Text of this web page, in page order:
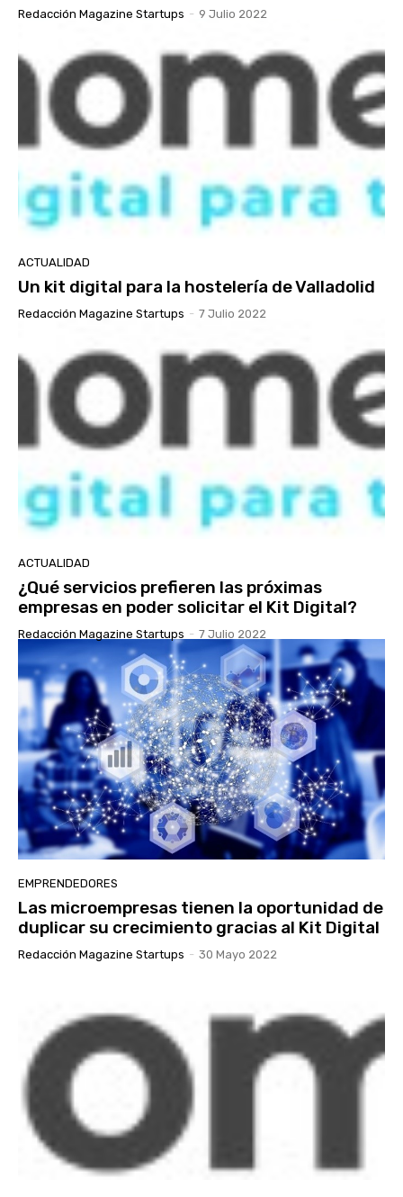
Redacción Magazine Startups - 9 Julio 2022
ACTUALIDAD
Un kit digital para la hostelería de Valladolid
Redacción Magazine Startups - 7 Julio 2022
ACTUALIDAD
¿Qué servicios prefieren las próximas
empresas en poder solicitar el Kit Digital?
Redacción Magazine Startups - 7 Julio 2022
EMPRENDEDORES
Las microempresas tienen la oportunidad de
duplicar su crecimiento gracias al Kit Digital
Redacción Magazine Startups - 30 Mayo 2022